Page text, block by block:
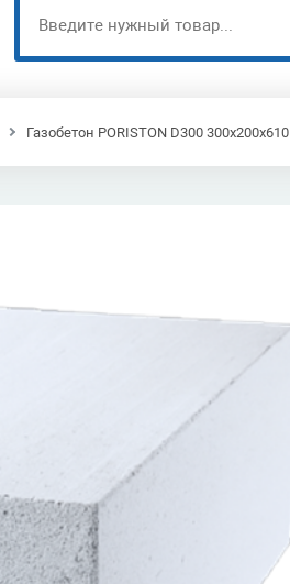
Газобетон PORISTON D300 300х200х610